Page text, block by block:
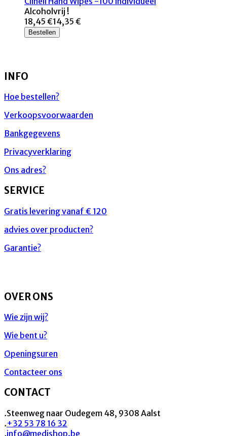
Alcoholvrij !
18,45 €14,35 €
Bestellen
INFO
Hoe bestellen?
Verkoopsvoorwaarden
Bankgegevens
Privacyverklaring
Ons adres?
SERVICE
Gratis levering vanaf € 120
advies over producten?
Garantie?
OVER ONS
Wie zijn wij?
Wie bent u?
Openingsuren
Contacteer ons
CONTACT
.Steenweg naar Oudegem 48, 9308 Aalst
.+32 53 78 16 32
.info@medishop.be